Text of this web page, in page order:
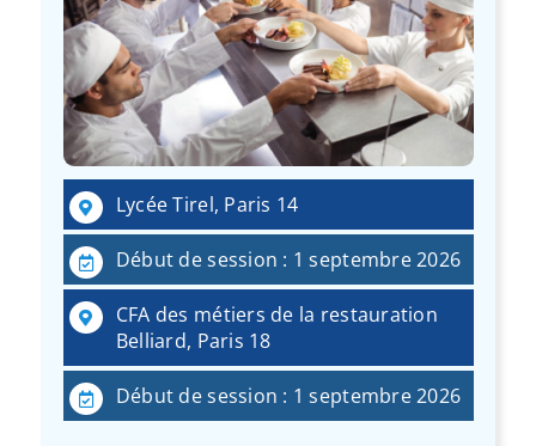
Lycée Tirel, Paris 14
Début de session : 1 septembre 2026
CFA des métiers de la restauration
Belliard, Paris 18
Début de session : 1 septembre 2026